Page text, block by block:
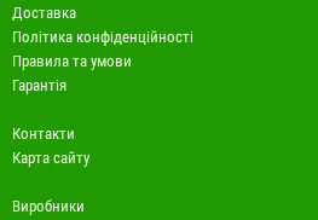
Доставка
Політика конфіденційності
Правила та умови
Гарантія
Контакти
Карта сайту
Виробники